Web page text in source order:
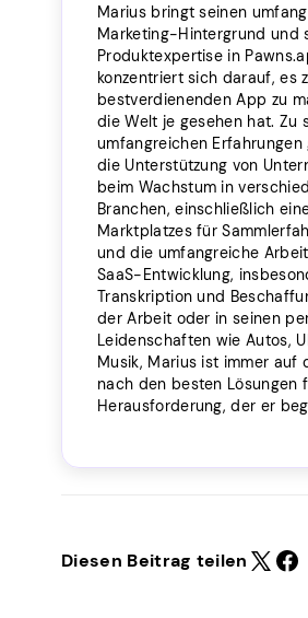
Marius bringt seinen
Marketing-Hintergrund und
Produktexpertise in
konzentriert sich darauf, es
bestverdienenden App zu
die Welt je gesehen hat. Zu
umfangreichen Erfahrungen
die Unterstützung von
beim Wachstum in
Branchen, einschließlich
Marktplatzes für
und die umfangreiche
SaaS-Entwicklung,
Transkription und
der Arbeit oder in seinen
Leidenschaften wie Autos,
Musik, Marius ist immer auf
nach den besten Lösungen
Herausforderung, der er
Diesen Beitrag teilen